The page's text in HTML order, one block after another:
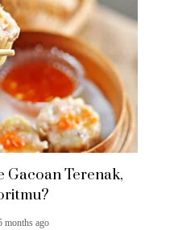
Gacoan Terenak,
months ago